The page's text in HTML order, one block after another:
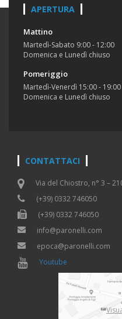
APERTURA
Mattino
Martedì-Sabato 9:00 - 12:00
Domenica e Lunedì chiuso
Pomeriggio
Martedì-Venerdì 15:00 -
Domenica e Lunedì chiuso
CONTATTACI
Via del Chiostro, n° 3 –
(+39) 0332 746050
(+39) 0332 746050
info@paronelli.com
epoca@paronelli.com
Youtube